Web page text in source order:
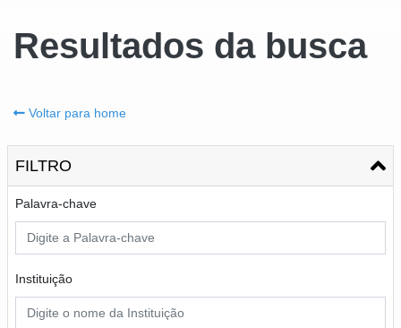
Resultados da busca
Voltar para home
FILTRO
Palavra-chave
Instituição